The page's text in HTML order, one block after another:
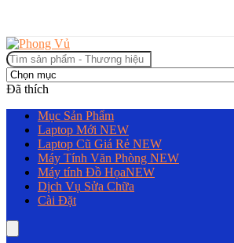
Tìm
kiếm:
Đã thích
Mục Sản Phẩm
Laptop Mới NEW
Laptop Cũ Giá Rẻ NEW
Máy Tính Văn Phòng NEW
Máy tính Đồ HọaNEW
Dịch Vụ Sửa Chữa
Cài Đặt